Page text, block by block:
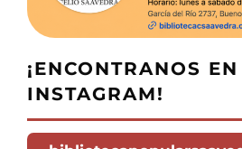
¡ENCONTRANOS EN
INSTAGRAM!